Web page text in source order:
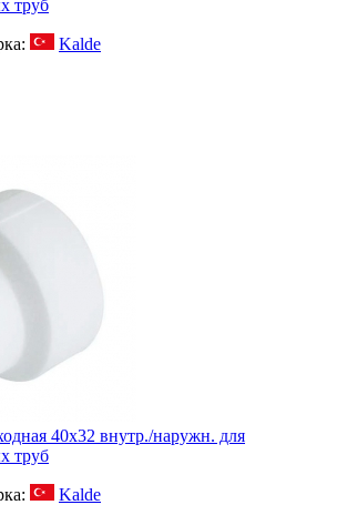
труб
Kalde
40х32 внутр./наружн. для
труб
Kalde